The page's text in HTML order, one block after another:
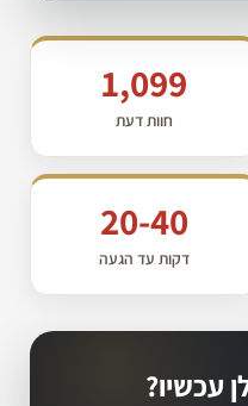
1,099
חוות דעת
20-40
דקות עד הגעה
עכשיו?